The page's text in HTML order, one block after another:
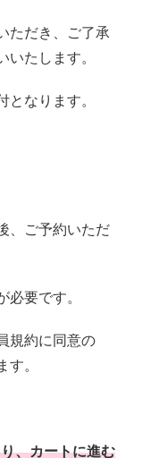
ただき、ご了承
たします。
なります。
、ご予約いただ
要です。
規約に同意の
。
、カートに進む